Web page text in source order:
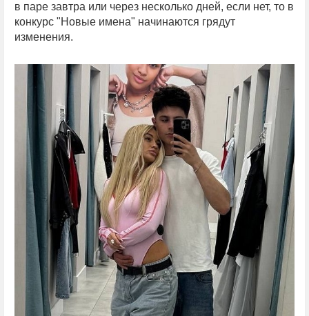
в паре завтра или через несколько дней, если нет, то в
конкурс "Новые имена" начинаются грядут
изменения.